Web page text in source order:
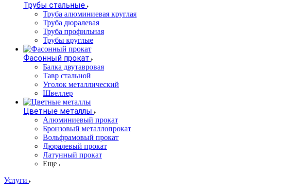
Трубы стальные
Труба алюминиевая круглая
Труба дюралевая
Труба профильная
Трубы круглые
Фасонный прокат
Балка двутавровая
Тавр стальной
Уголок металлический
Швеллер
Цветные металлы
Алюминиевый прокат
Бронзовый металлопрокат
Вольфрамовый прокат
Дюралевый прокат
Латунный прокат
Еще
Услуги